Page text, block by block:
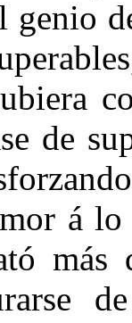
genio
de
á